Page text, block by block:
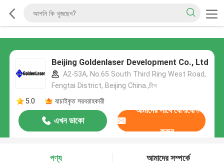
Beijing Goldenlaser Development Co., Ltd
A2-53A, No.65 South Third Ring West Road,
Fengtai District, Beijing China.,চীন
5.0
যাচাইকৃত সরবরাহকারী
এখন ডাকো
আমাদের সাথে যোগাযোগ
করুন
পণ্য আমাদের সম্পর্কে